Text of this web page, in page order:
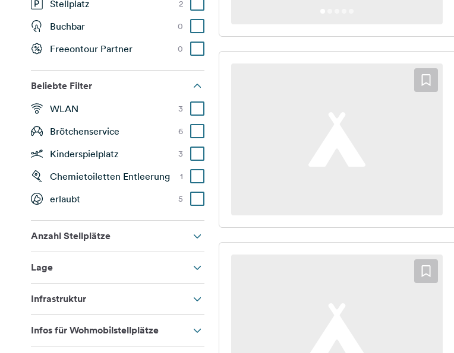
Stellplatz 2
Buchbar 0
Freeontour Partner 0
Beliebte Filter
WLAN 3
Brötchenservice 6
Kinderspielplatz 3
Chemietoiletten Entleerung 1
erlaubt 5
Anzahl Stellplätze
Lage
Infrastruktur
Infos für Wohmobilstellplätze